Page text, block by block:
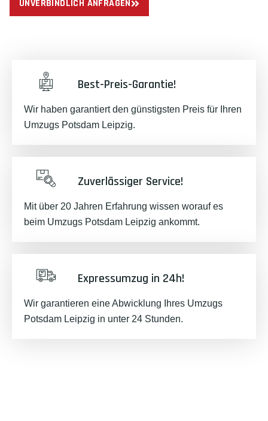
UNVERBINDLICH ANFRAGEN
Best-Preis-Garantie!
Wir haben garantiert den günstigsten Preis für Ihren
Umzugs Potsdam Leipzig.
Zuverlässiger Service!
Mit über 20 Jahren Erfahrung wissen worauf es
beim Umzugs Potsdam Leipzig ankommt.
Expressumzug in 24h!
Wir garantieren eine Abwicklung Ihres Umzugs
Potsdam Leipzig in unter 24 Stunden.